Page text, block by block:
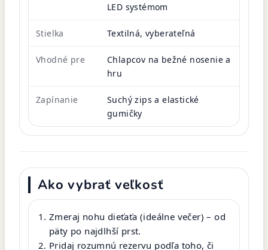
LED systémom
Stielka Textilná, vyberateľná
Vhodné pre
Chlapcov na bežné nosenie a
hru
Zapínanie
Suchý zips a elastické
gumičky
Ako vybrať veľkosť
Zmeraj nohu dieťaťa (ideálne večer) – od
päty po najdlhší prst.
Pridaj rozumnú rezervu podľa toho, či